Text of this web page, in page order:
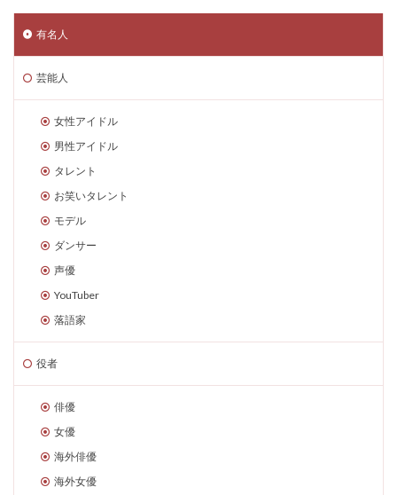
有名人
芸能人
女性アイドル
男性アイドル
タレント
お笑いタレント
モデル
ダンサー
声優
YouTuber
落語家
役者
俳優
女優
海外俳優
海外女優